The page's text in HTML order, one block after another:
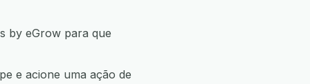
by eGrow para que
e acione uma ação de